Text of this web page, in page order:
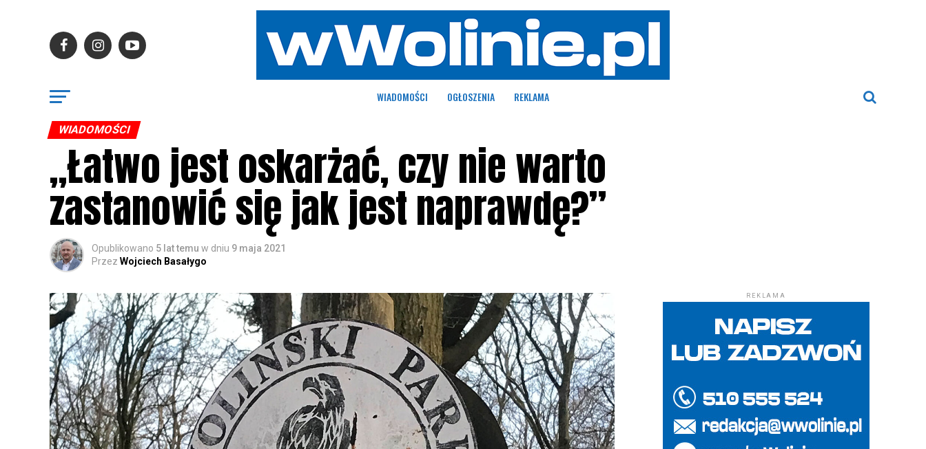
WIADOMOŚCI OGŁOSZENIA REKLAMA
WIADOMOŚCI
„Łatwo jest oskarżać, czy nie warto
zastanowić się jak jest naprawdę?”
Opublikowano 5 lat temu w dniu 9 maja 2021
Przez Wojciech Basałygo
REKLAMA